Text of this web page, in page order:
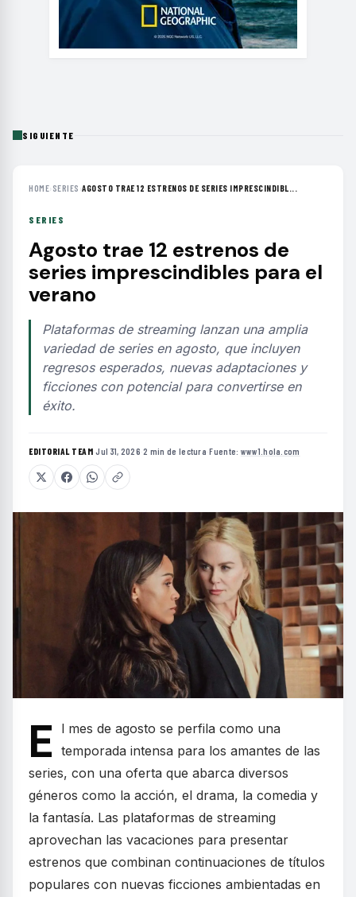
SIGUIENTE
HOME› SERIES ›AGOSTO TRAE 12 ESTRENOS DE SERIES IMPRESCINDIBL...
SERIES
Agosto trae 12 estrenos de
series imprescindibles para el
verano
Plataformas de streaming lanzan una amplia
variedad de series en agosto, que incluyen
regresos esperados, nuevas adaptaciones y
ficciones con potencial para convertirse en
éxito.
EDITORIAL TEAM·Jul 31, 2026·2 min de lectura·Fuente: www1.hola.com
E
l mes de agosto se perfila como una
temporada intensa para los amantes de las
series, con una oferta que abarca diversos
géneros como la acción, el drama, la comedia y
la fantasía. Las plataformas de streaming
aprovechan las vacaciones para presentar
estrenos que combinan continuaciones de títulos
populares con nuevas ficciones ambientadas en